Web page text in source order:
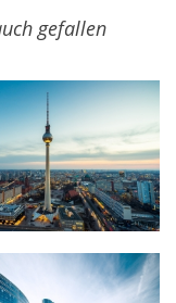
gefallen